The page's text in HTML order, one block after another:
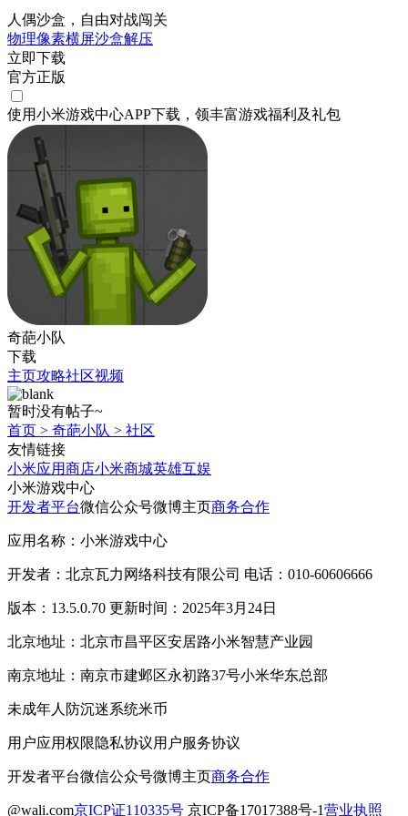
人偶沙盒，自由对战闯关
物理像素横屏沙盒解压
立即下载
官方正版
使用小米游戏中心APP下载 ，领丰富游戏福利 及礼包
奇葩小队
下载
主页攻略社区视频
暂时没有帖子~
首页 > 奇葩小队 > 社区
友情链接
小米应用商店小米商城英雄互娱
小米游戏中心
开发者平台微信公众号微博主页商务合作
应用名称：小米游戏中心
开发者：北京瓦力网络科技有限公司 电话：010-60606666
版本：13.5.0.70 更新时间：2025年3月24日
北京地址：北京市昌平区安居路小米智慧产业园
南京地址：南京市建邺区永初路37号小米华东总部
未成年人防沉迷系统米币
用户应用权限隐私协议用户服务协议
开发者平台微信公众号微博主页商务合作
@wali.com京ICP证110335号 京ICP备17017388号-1营业执照